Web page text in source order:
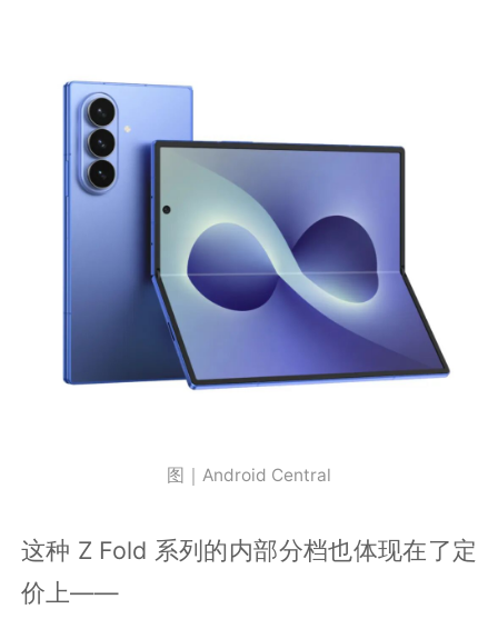
图｜Android Central
这种 Z Fold 系列的内部分档也体现在了定
价上——